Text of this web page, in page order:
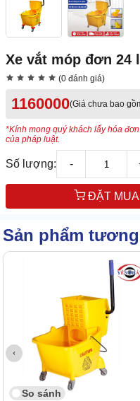
Xe vắt móp đơn 24
(0 đánh giá)
1160000(Giá chưa bao
*Kính mong quý khách lấy hóa
của pháp luật.
Số lượng: -
ĐẶT MUA
Sản phẩm
So sánh